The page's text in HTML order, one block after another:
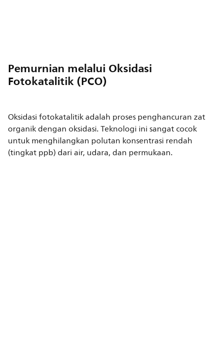
Pemurnian melalui Oksidasi
Fotokatalitik (PCO)
Oksidasi fotokatalitik adalah proses penghancuran zat
organik dengan oksidasi. Teknologi ini sangat cocok
untuk menghilangkan polutan konsentrasi rendah
(tingkat ppb) dari air, udara, dan permukaan.